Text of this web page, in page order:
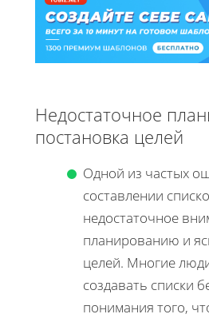
Недостаточное
постановка целей
Одной из частых
составлении
недостаточное
планированию и
целей. Многие
создавать списки
понимания того,